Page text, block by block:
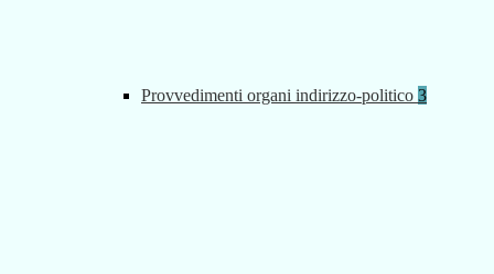
Provvedimenti organi indirizzo-politico 3